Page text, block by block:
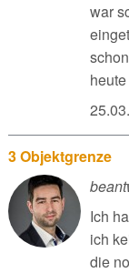
war
3 Objektgrenze
Ich
ich
die